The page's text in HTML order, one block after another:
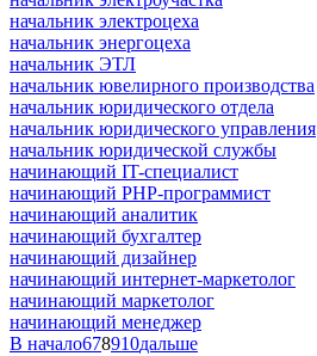
начальник электроцеха
начальник энергоцеха
начальник ЭТЛ
начальник ювелирного производства
начальник юридического отдела
начальник юридического управления
начальник юридической службы
начинающий IT-специалист
начинающий PHP-программист
начинающий аналитик
начинающий бухгалтер
начинающий дизайнер
начинающий интернет-маркетолог
начинающий маркетолог
начинающий менеджер
В начало678910дальше